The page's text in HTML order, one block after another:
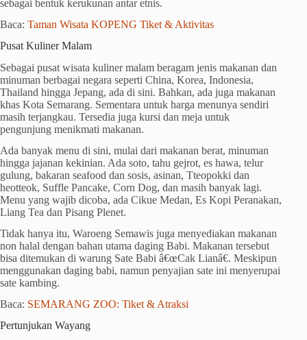
sebagai bentuk kerukunan antar etnis.
Baca: Taman Wisata KOPENG Tiket & Aktivitas
Pusat Kuliner Malam
Sebagai pusat wisata kuliner malam beragam jenis makanan dan
minuman berbagai negara seperti China, Korea, Indonesia,
Thailand hingga Jepang, ada di sini. Bahkan, ada juga makanan
khas Kota Semarang. Sementara untuk harga menunya sendiri
masih terjangkau. Tersedia juga kursi dan meja untuk
pengunjung menikmati makanan.
Ada banyak menu di sini, mulai dari makanan berat, minuman
hingga jajanan kekinian. Ada soto, tahu gejrot, es hawa, telur
gulung, bakaran seafood dan sosis, asinan, Tteopokki dan
heotteok, Suffle Pancake, Corn Dog, dan masih banyak lagi.
Menu yang wajib dicoba, ada Cikue Medan, Es Kopi Peranakan,
Liang Tea dan Pisang Plenet.
Tidak hanya itu, Waroeng Semawis juga menyediakan makanan
non halal dengan bahan utama daging Babi. Makanan tersebut
bisa ditemukan di warung Sate Babi â€œCak Lianâ€. Meskipun
menggunakan daging babi, namun penyajian sate ini menyerupai
sate kambing.
Baca: SEMARANG ZOO: Tiket & Atraksi
Pertunjukan Wayang